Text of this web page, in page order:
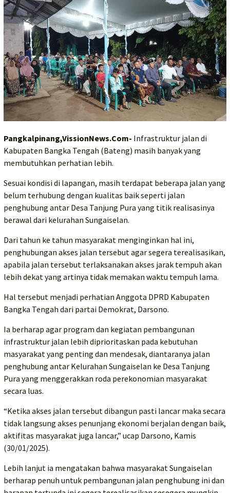
Pangkalpinang,VissionNews.Com- Infrastruktur jalan di
Kabupaten Bangka Tengah (Bateng) masih banyak yang
membutuhkan perhatian lebih.
Sesuai kondisi di lapangan, masih terdapat beberapa jalan yang
belum terhubung dengan kualitas baik seperti jalan
penghubung antar Desa Tanjung Pura yang titik realisasinya
berawal dari kelurahan Sungaiselan.
Dari tahun ke tahun masyarakat menginginkan hal ini,
penghubungan akses jalan tersebut agar segera terealisasikan,
apabila jalan tersebut terlaksanakan akses jarak tempuh akan
lebih dekat yang artinya tidak memakan waktu tempuh lama.
Hal tersebut menjadi perhatian Anggota DPRD Kabupaten
Bangka Tengah dari partai Demokrat, Darsono.
Ia berharap agar program dan kegiatan pembangunan
infrastruktur jalan lebih diprioritaskan pada kebutuhan
masyarakat yang penting dan mendesak, diantaranya jalan
penghubung antar Kelurahan Sungaiselan ke Desa Tanjung
Pura yang menggerakkan roda perekonomian masyarakat
secara luas.
“Ketika akses jalan tersebut dibangun pasti lancar maka secara
tidak langsung akses penunjang ekonomi berjalan dengan baik,
aktifitas masyarakat juga lancar,” ucap Darsono, Kamis
(30/01/2025).
Lebih lanjut ia mengatakan bahwa masyarakat Sungaiselan
berharap penuh untuk pembangunan jalan penghubung ini dan